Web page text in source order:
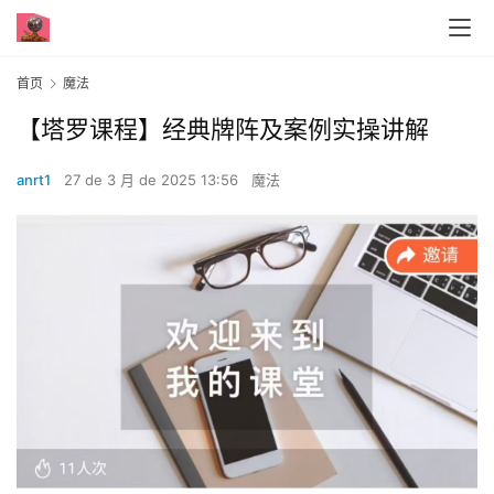
首页 魔法
【塔罗课程】经典牌阵及案例实操讲解
anrt1 27 de 3 月 de 2025 13:56 魔法